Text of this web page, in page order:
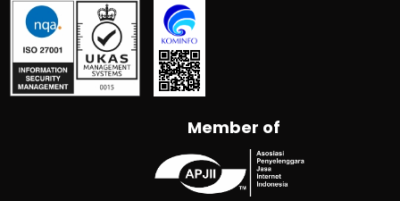
Member of